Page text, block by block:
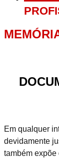
Em qualquer
devidamente
também expõe